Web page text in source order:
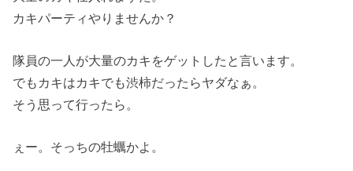
カキパーティやりませんか？
隊員の一人が大量のカキをゲットしたと言います。
でもカキはカキでも渋柿だったらヤダなぁ。
そう思って行ったら。
ぇー。そっちの牡蠣かよ。